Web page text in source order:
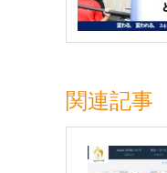
関連記事